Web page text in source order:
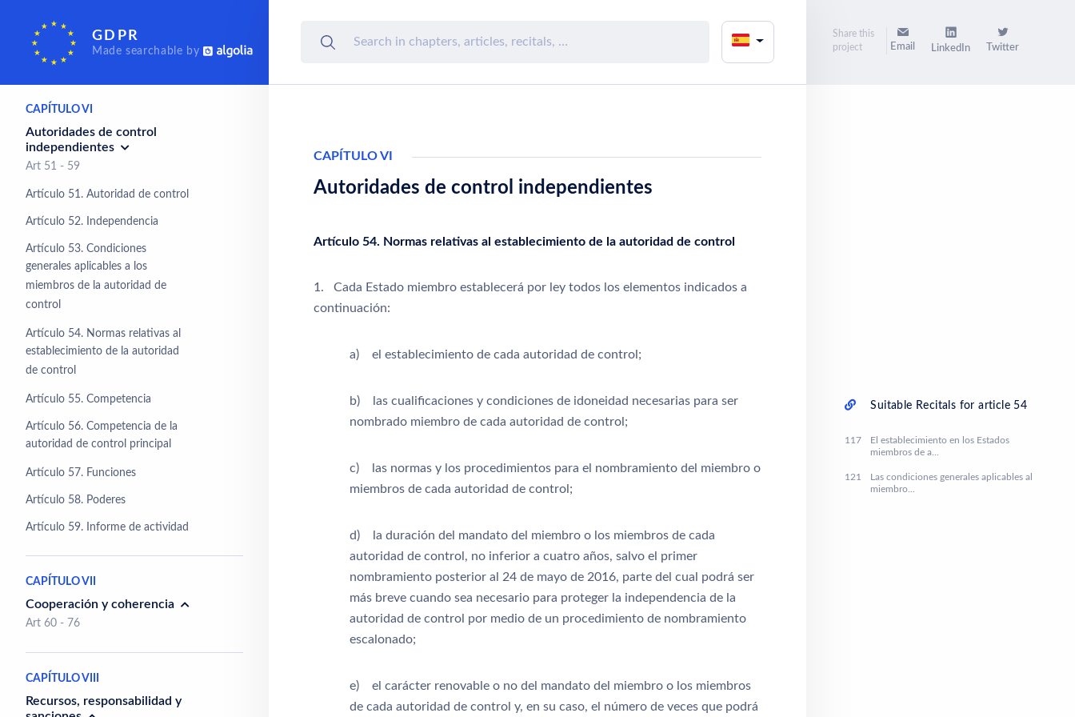
GDPR
Made searchable by
u organizaciones
internacionales
Art 44 - 50
CAPÍTULO VI
Autoridades de control
independientes
Art 51 - 59
Artículo 51. Autoridad de control
Artículo 52. Independencia
Artículo 53. Condiciones
generales aplicables a los
miembros de la autoridad de
control
Artículo 54. Normas relativas al
establecimiento de la autoridad
de control
Artículo 55. Competencia
Artículo 56. Competencia de la
autoridad de control principal
Artículo 57. Funciones
Artículo 58. Poderes
Artículo 59. Informe de actividad
CAPÍTULO VII
Cooperación y coherencia
Art 60 - 76
CAPÍTULO VIII
Recursos, responsabilidad y
CAPÍTULO VI
Autoridades de control independientes
Artículo 54. Normas relativas al establecimiento de la autoridad de control
1. Cada Estado miembro establecerá por ley todos los elementos indicados a
continuación:
a) el establecimiento de cada autoridad de control;
b) las cualificaciones y condiciones de idoneidad necesarias para ser
nombrado miembro de cada autoridad de control;
c) las normas y los procedimientos para el nombramiento del miembro o
miembros de cada autoridad de control;
d) la duración del mandato del miembro o los miembros de cada
autoridad de control, no inferior a cuatro años, salvo el primer
nombramiento posterior al 24 de mayo de 2016, parte del cual podrá ser
más breve cuando sea necesario para proteger la independencia de la
autoridad de control por medio de un procedimiento de nombramiento
escalonado;
e) el carácter renovable o no del mandato del miembro o los miembros
de cada autoridad de control y, en su caso, el número de veces que podrá
Share this
project
Email LinkedIn Twitter
Suitable Recitals for article 54
117
El establecimiento en los Estados
miembros de a...
121
Las condiciones generales aplicables al
miembro...